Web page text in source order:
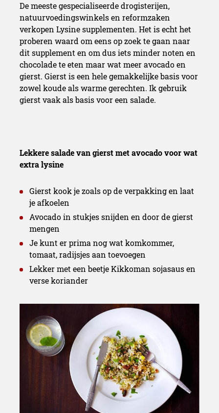
De meeste gespecialiseerde drogisterijen,
natuurvoedingswinkels en reformzaken
verkopen Lysine supplementen. Het is echt het
proberen waard om eens op zoek te gaan naar
dit supplement en om dus iets minder noten en
chocolade te eten maar wat meer avocado en
gierst. Gierst is een hele gemakkelijke basis voor
zowel koude als warme gerechten. Ik gebruik
gierst vaak als basis voor een salade.
Lekkere salade van gierst met avocado voor wat
extra lysine
Gierst kook je zoals op de verpakking en laat
je afkoelen
Avocado in stukjes snijden en door de gierst
mengen
Je kunt er prima nog wat komkommer,
tomaat, radijsjes aan toevoegen
Lekker met een beetje Kikkoman sojasaus en
verse koriander